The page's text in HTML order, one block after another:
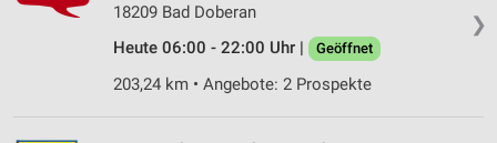
❯
18209 Bad Doberan
Heute 06:00 - 22:00 Uhr |
Geöffnet
203,24 km • Angebote: 2 Prospekte